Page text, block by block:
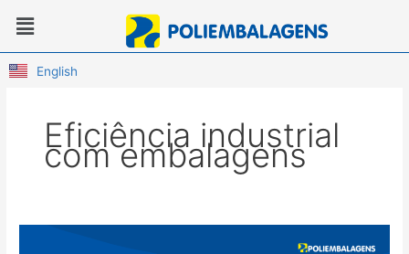
para
o
conteúdo
Menu
English
Eficiência industrial
com embalagens